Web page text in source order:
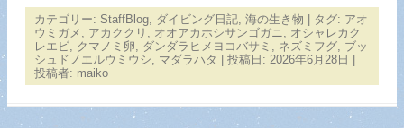
カテゴリー: StaffBlog ダイビング日記 海の生き物 | タグ: アオ
ウミガメ
アカククリ オオアカホシサンゴガニ
オシャレカク
レエビ クマノミ卵 ダンダラヒメヨコバサミ ネズミフグ ブッ
シュドノエルウミウシ
マダラハタ | 投稿日: 2026年6月28日 |
投稿者: maiko